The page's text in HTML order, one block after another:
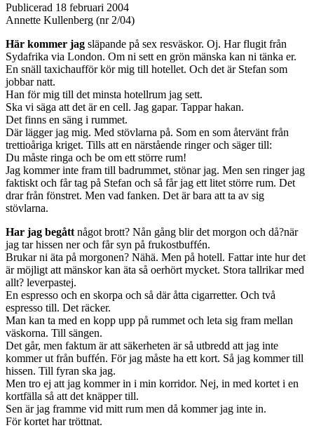
Publicerad 18 februari 2004
Annette Kullenberg (nr 2/04)
Här kommer jag släpande på sex resväskor. Oj. Har flugit från
Sydafrika via London. Om ni sett en grön mänska kan ni tänka er.
En snäll taxichaufför kör mig till hotellet. Och det är Stefan som
jobbar natt.
Han för mig till det minsta hotellrum jag sett.
Ska vi säga att det är en cell. Jag gapar. Tappar hakan.
Det finns en säng i rummet.
Där lägger jag mig. Med stövlarna på. Som en som återvänt från
trettioåriga kriget. Tills att en närstående ringer och säger till:
Du måste ringa och be om ett större rum!
Jag kommer inte fram till badrummet, stönar jag. Men sen ringer jag
faktiskt och får tag på Stefan och så får jag ett litet större rum. Det
drar från fönstret. Men vad fanken. Det är bara att ta av sig
stövlarna.
Har jag begått något brott? Nån gång blir det morgon och då?när
jag tar hissen ner och får syn på frukostbuffén.
Brukar ni äta på morgonen? Nähä. Men på hotell. Fattar inte hur det
är möjligt att mänskor kan äta så oerhört mycket. Stora tallrikar med
allt? leverpastej.
En espresso och en skorpa och så där åtta cigarretter. Och två
espresso till. Det räcker.
Man kan ta med en kopp upp på rummet och leta sig fram mellan
väskorna. Till sängen.
Det går, men faktum är att säkerheten är så utbredd att jag inte
kommer ut från buffén. För jag måste ha ett kort. Så jag kommer till
hissen. Till fyran ska jag.
Men tro ej att jag kommer in i min korridor. Nej, in med kortet i en
kortfälla så att det knäpper till.
Sen är jag framme vid mitt rum men då kommer jag inte in.
För kortet har tröttnat.